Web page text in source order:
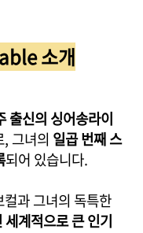
소개
출신의 싱어송라이
, 그녀의 일곱 번째 스
되어 있습니다.
과 그녀의 독특한
세계적으로 큰 인기